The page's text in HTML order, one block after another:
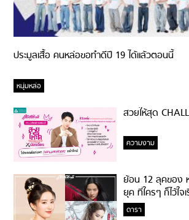
ประมูลเสื้อ คนหล่อขอทำดีปี 19 ได้แล้วตอนนี้
หนุ่มหล่อ
สวยให้สุด
ความงาม
ย้อน 12 ลุคของ
ยุค ที่ใครๆ ก็ไว้ใ
ดารา